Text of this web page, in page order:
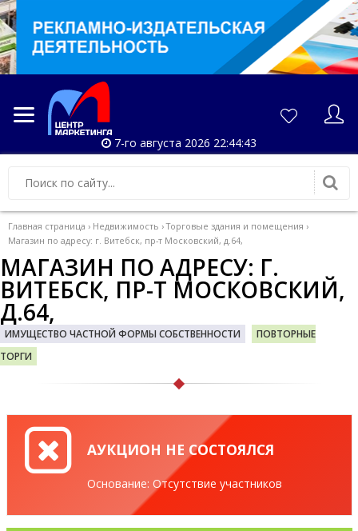
7-го августа 2026 22:44:43
Главная страница › Недвижимость › Торговые здания и помещения ›
Магазин по адресу: г. Витебск, пр-т Московский, д.64,
МАГАЗИН ПО АДРЕСУ: Г.
ВИТЕБСК, ПР-Т МОСКОВСКИЙ,
Д.64,
ИМУЩЕСТВО ЧАСТНОЙ ФОРМЫ СОБСТВЕННОСТИ
ПОВТОРНЫЕ
ТОРГИ
АУКЦИОН НЕ СОСТОЯЛСЯ
Основание: Отсутствие участников